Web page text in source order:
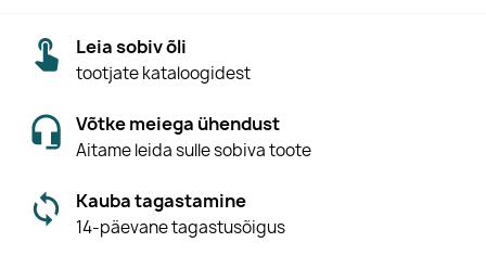
Leia sobiv õli
tootjate kataloogidest
Võtke meiega ühendust
Aitame leida sulle sobiva toote
Kauba tagastamine
14-päevane tagastusõigus